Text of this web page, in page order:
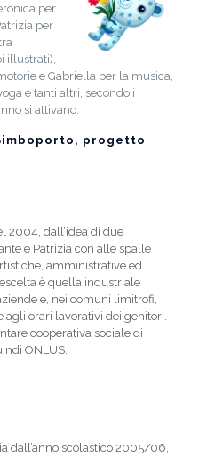
per
per
illustrati),
e Gabriella per la musica,
e tanti altri, secondo i
si attivano.
progetto
2004, dall’idea di due
e Patrizia con alle spalle
amministrative ed
è quella industriale
e, nei comuni limitrofi,
agli orari lavorativi dei genitori.
cooperativa sociale di
ONLUS.
dall’anno scolastico 2005/06,